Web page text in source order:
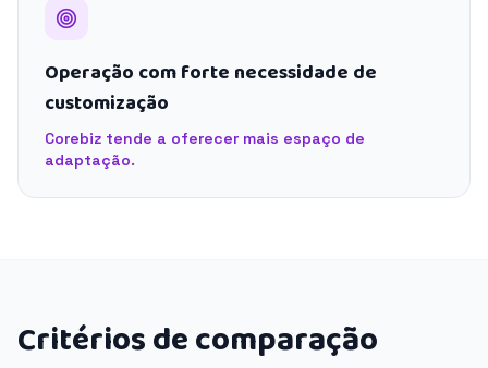
Operação com forte necessidade de
customização
Corebiz tende a oferecer mais espaço de
adaptação.
Critérios de comparação